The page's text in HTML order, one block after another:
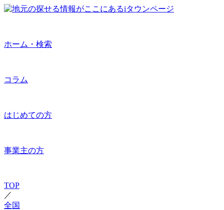
ホーム・検索
コラム
はじめての方
事業主の方
TOP
／
全国